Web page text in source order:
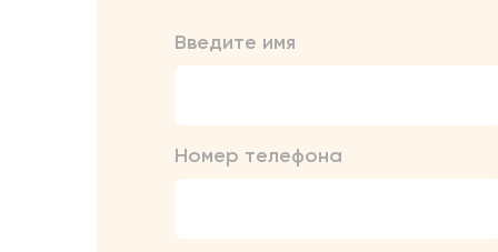
Введите имя
Номер телефона